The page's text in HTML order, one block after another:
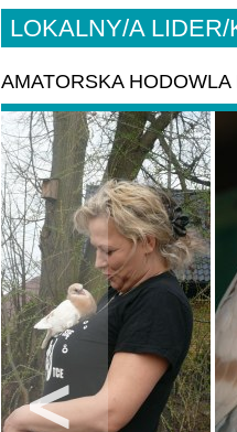
LOKALNY/A LIDER/
AMATORSKA